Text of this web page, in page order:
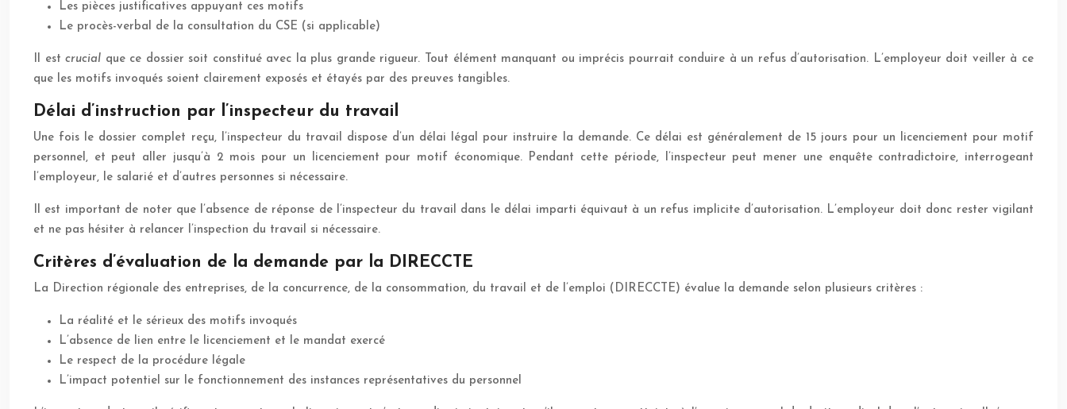
Les pièces justificatives appuyant ces motifs
Le procès-verbal de la consultation du CSE (si applicable)
Il estcrucial que ce dossier soit constitué avec la plus grande rigueur. Tout élément manquant ou imprécis pourrait conduire à un refus d’autorisation. L’employeur doit veiller à ce
que les motifs invoqués soient clairement exposés et étayés par des preuves tangibles.
Délai d’instruction par l’inspecteur du travail
Une fois le dossier complet reçu, l’inspecteur du travail dispose d’un délai légal pour instruire la demande. Ce délai est généralement de 15 jours pour un licenciement pour motif
personnel, et peut aller jusqu’à 2 mois pour un licenciement pour motif économique. Pendant cette période, l’inspecteur peut mener une enquête contradictoire, interrogeant
l’employeur, le salarié et d’autres personnes si nécessaire.
Il est important de noter que l’absence de réponse de l’inspecteur du travail dans le délai imparti équivaut à un refus implicite d’autorisation. L’employeur doit donc rester vigilant
et ne pas hésiter à relancer l’inspection du travail si nécessaire.
Critères d’évaluation de la demande par la DIRECCTE
La Direction régionale des entreprises, de la concurrence, de la consommation, du travail et de l’emploi (DIRECCTE) évalue la demande selon plusieurs critères :
La réalité et le sérieux des motifs invoqués
L’absence de lien entre le licenciement et le mandat exercé
Le respect de la procédure légale
L’impact potentiel sur le fonctionnement des instances représentatives du personnel